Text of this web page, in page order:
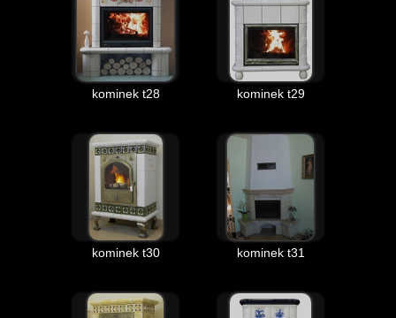
kominek t28 kominek t29
kominek t30 kominek t31